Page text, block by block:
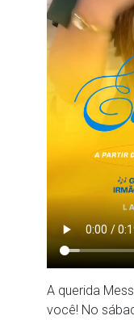
A querida
você! No